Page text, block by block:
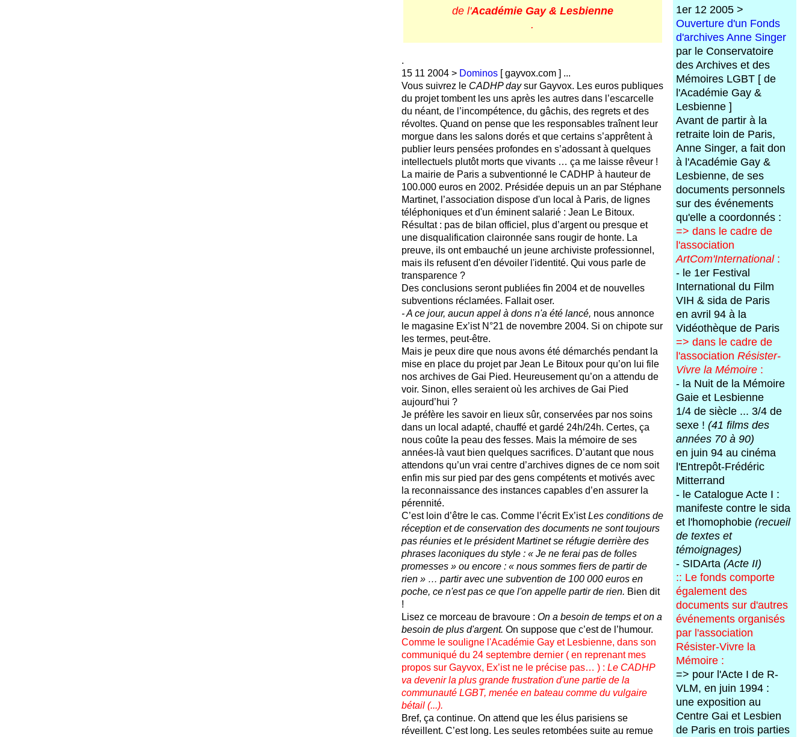
de l'Académie Gay & Lesbienne
.
.
15 11 2004 > Dominos[ gayvox.com ] ...
Vous suivrez le CADHP daysur Gayvox. Les euros publiques
du projet tombent les uns après les autres dans l’escarcelle
du néant, de l’incompétence, du gâchis, des regrets et des
révoltes. Quand on pense que les responsables traînent leur
morgue dans les salons dorés et que certains s’apprêtent à
publier leurs pensées profondes en s’adossant à quelques
intellectuels plutôt morts que vivants … ça me laisse rêveur !
La mairie de Paris a subventionné le CADHP à hauteur de
100.000 euros en 2002. Présidée depuis un an par Stéphane
Martinet, l’association dispose d'un local à Paris, de lignes
téléphoniques et d'un éminent salarié : Jean Le Bitoux.
Résultat : pas de bilan officiel, plus d’argent ou presque et
une disqualification claironnée sans rougir de honte. La
preuve, ils ont embauché un jeune archiviste professionnel,
mais ils refusent d'en dévoiler l'identité. Qui vous parle de
transparence ?
Des conclusions seront publiées fin 2004 et de nouvelles
subventions réclamées. Fallait oser.
- A ce jour, aucun appel à dons n'a été lancé, nous annonce
le magasine Ex’ist N°21 de novembre 2004. Si on chipote sur
les termes, peut-être.
Mais je peux dire que nous avons été démarchés pendant la
mise en place du projet par Jean Le Bitoux pour qu’on lui file
nos archives de Gai Pied. Heureusement qu’on a attendu de
voir. Sinon, elles seraient où les archives de Gai Pied
aujourd’hui ?
Je préfère les savoir en lieux sûr, conservées par nos soins
dans un local adapté, chauffé et gardé 24h/24h. Certes, ça
nous coûte la peau des fesses. Mais la mémoire de ses
années-là vaut bien quelques sacrifices. D’autant que nous
attendons qu’un vrai centre d’archives dignes de ce nom soit
enfin mis sur pied par des gens compétents et motivés avec
la reconnaissance des instances capables d’en assurer la
pérennité.
C’est loin d’être le cas. Comme l’écrit Ex’istLes conditions de
réception et de conservation des documents ne sont toujours
pas réunies et le président Martinet se réfugie derrière des
phrases laconiques du style : « Je ne ferai pas de folles
promesses » ou encore : « nous sommes fiers de partir de
rien » … partir avec une subvention de 100 000 euros en
poche, ce n'est pas ce que l'on appelle partir de rien. Bien dit
!
Lisez ce morceau de bravoure : On a besoin de temps et on a
besoin de plus d'argent. On suppose que c’est de l’humour.
Comme le souligne l'Académie Gay et Lesbienne, dans son
communiqué du 24 septembre dernier ( en reprenant mes
propos sur Gayvox, Ex’ist ne le précise pas… ) : Le CADHP
va devenir la plus grande frustration d'une partie de la
communauté LGBT, menée en bateau comme du vulgaire
bétail (...).
Bref, ça continue. On attend que les élus parisiens se
réveillent. C’est long. Les seules retombées suite au remue
1er 12 2005 >
Ouverture d'un Fonds
d'archives Anne Singer
par le Conservatoire
des Archives et des
Mémoires LGBT [ de
l'Académie Gay &
Lesbienne ]
Avant de partir à la
retraite loin de Paris,
Anne Singer, a fait don
à l'Académie Gay &
Lesbienne, de ses
documents personnels
sur des événements
qu'elle a coordonnés :
=> dans le cadre de
l'association
ArtCom'International:
- le 1er Festival
International du Film
VIH & sida de Paris
en avril 94 à la
Vidéothèque de Paris
=> dans le cadre de
l'association Résister-
Vivre la Mémoire:
- la Nuit de la Mémoire
Gaie et Lesbienne
1/4 de siècle ... 3/4 de
sexe ! (41 films des
années 70 à 90)
en juin 94 au cinéma
l'Entrepôt-Frédéric
Mitterrand
- le Catalogue Acte I :
manifeste contre le sida
et l'homophobie(recueil
de textes et
témoignages)
- SIDArta (Acte II)
:: Le fonds comporte
également des
documents sur d'autres
événements organisés
par l'association
Résister-Vivre la
Mémoire :
=> pour l'Acte I de R-
VLM, en juin 1994 :
une exposition au
Centre Gai et Lesbien
de Paris en trois parties